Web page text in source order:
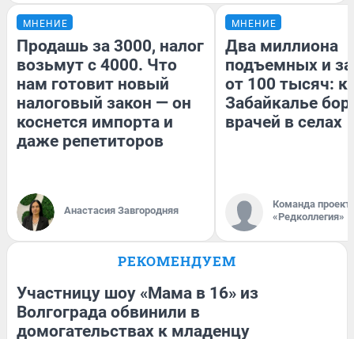
МНЕНИЕ
Продашь за 3000, налог
возьмут с 4000. Что
нам готовит новый
налоговый закон — он
коснется импорта и
даже репетиторов
Анастасия Завгородняя
МНЕНИЕ
Два миллиона
подъемных и
от 100 тысяч:
Забайкалье
врачей в селах
Команда
«Редколлегия»
РЕКОМЕНДУЕМ
Участницу шоу «Мама в 16» из
Волгограда обвинили в
домогательствах к младенцу